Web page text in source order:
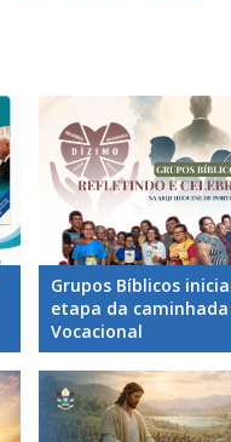
Grupos Bíblicos
etapa da
Vocacional